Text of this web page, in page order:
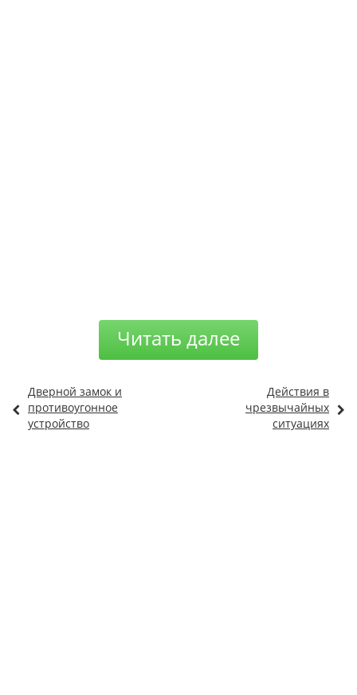
Читать далее
Дверной замок и
противоугонное
устройство
Действия в
чрезвычайных
ситуациях